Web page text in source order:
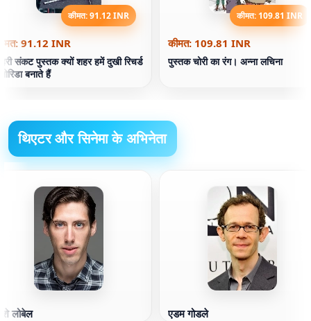
कीमत: 91.12 INR
91.12 INR
संकट पुस्तक क्यों शहर हमें दुखी रिचर्ड
बनाते हैं
कीमत: 109.81 INR
कीमत: 109.81 INR
पुस्तक चोरी का रंग। अन्ना लचिना
थिएटर और सिनेमा के अभिनेता
लोबेल एडम गोडले